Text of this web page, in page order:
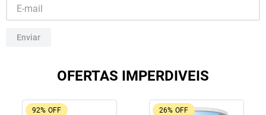
Enviar
OFERTAS IMPERDIVEIS
92% OFF 26% OFF